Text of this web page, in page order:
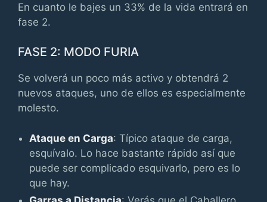
En cuanto le bajes un 33% de la vida entrará en
fase 2.
FASE 2: MODO FURIA
Se volverá un poco más activo y obtendrá 2
nuevos ataques, uno de ellos es especialmente
molesto.
Ataque en Carga: Típico ataque de carga,
esquívalo. Lo hace bastante rápido así que
puede ser complicado esquivarlo, pero es lo
que hay.